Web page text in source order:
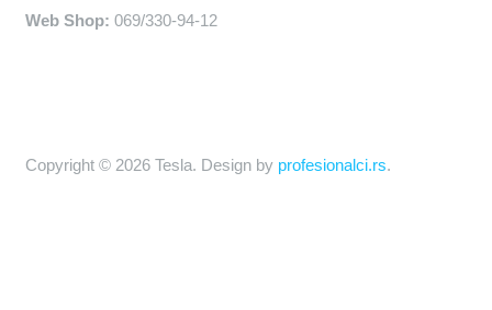
Web Shop: 069/330-94-12
Copyright © 2026 Tesla. Design by profesionalci.rs.